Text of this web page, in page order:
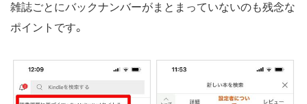
雑誌ごとにバックナンバーがまとまっていないのも残念な
ポイントです。